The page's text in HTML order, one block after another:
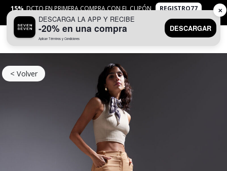
15% DCTO EN PRIMERA COMPRA CON EL CUPÓN
REGISTRO77
APLICANTYC
< Volver
DESCARGA LA APP Y RECIBE
-20% en una compra
Aplican Términos y Condiciones
DESCARGAR
✕